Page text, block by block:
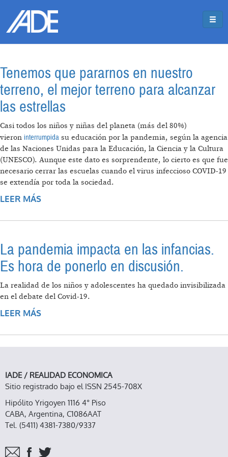
Tenemos que pararnos en nuestro
terreno, el mejor terreno para alcanzar
las estrellas
Casi todos los niños y niñas del planeta (más del 80%)
vieron interrumpida su educación por la pandemia, según la agencia
de las Naciones Unidas para la Educación, la Ciencia y la Cultura
(UNESCO). Aunque este dato es sorprendente, lo cierto es que fue
necesario cerrar las escuelas cuando el virus infeccioso COVID-19
se extendía por toda la sociedad.
LEER MÁS
PARA ALCANZAR LAS ESTRELLAS
La pandemia impacta en las infancias.
Es hora de ponerlo en discusión.
La realidad de los niños y adolescentes ha quedado invisibilizada
en el debate del Covid-19.
LEER MÁS
DISCUSIÓN.
IADE / REALIDAD ECONOMICA
Sitio registrado bajo el ISSN 2545-708X
Hipólito Yrigoyen 1116 4° Piso
CABA, Argentina, C1086AAT
Tel. (5411) 4381-7380/9337